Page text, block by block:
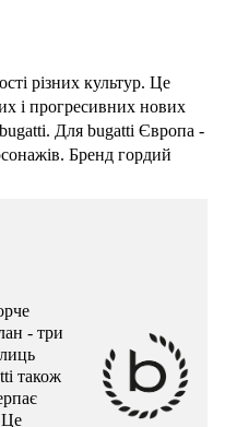
різних культур. Це
і прогресивних нових
Для bugatti Європа -
Бренд гордий
- три
також
Це